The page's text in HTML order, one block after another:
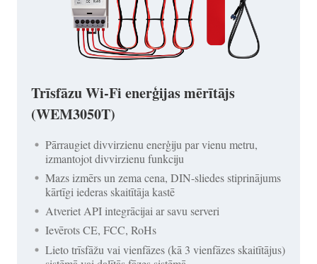
Trīsfāzu Wi-Fi enerģijas mērītājs
(WEM3050T)
Pārraugiet divvirzienu enerģiju par vienu metru,
izmantojot divvirzienu funkciju
Mazs izmērs un zema cena, DIN-sliedes stiprinājums
kārtīgi iederas skaitītāja kastē
Atveriet API integrācijai ar savu serveri
Ievērots CE, FCC, RoHs
Lieto trīsfāžu vai vienfāzes (kā 3 vienfāzes skaitītājus)